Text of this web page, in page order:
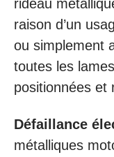
rideau
raison d’un
ou simplement
toutes les
positionnées et
Défaillance
métalliques